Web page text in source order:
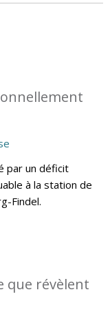
par un déficit
à la station de
Findel.
que révèlent